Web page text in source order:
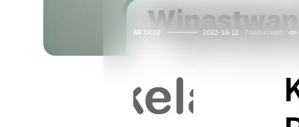
ARTICLE 2022-10-12 7 mins read